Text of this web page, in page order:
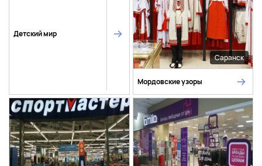
Детский мир
Саранск
Мордовские узоры